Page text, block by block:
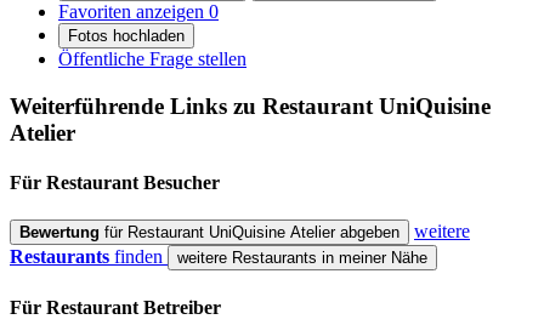
Favoriten anzeigen 0
Fotos hochladen
Öffentliche Frage stellen
Weiterführende Links zu Restaurant UniQuisine
Atelier
Für Restaurant Besucher
Bewertung für Restaurant UniQuisine Atelier abgeben
weitere
Restaurants finden weitere Restaurants in meiner Nähe
Für Restaurant Betreiber